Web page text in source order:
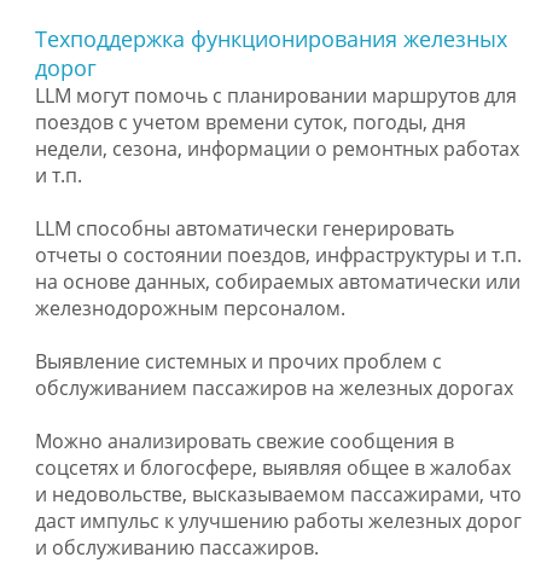
Техподдержка функционирования железных
дорог
LLM могут помочь с планировании маршрутов для
поездов с учетом времени суток, погоды, дня
недели, сезона, информации о ремонтных работах
и т.п.
LLM способны автоматически генерировать
отчеты о состоянии поездов, инфраструктуры и т.п.
на основе данных, собираемых автоматически или
железнодорожным персоналом.
Выявление системных и прочих проблем с
обслуживанием пассажиров на железных дорогах
Можно анализировать свежие сообщения в
соцсетях и блогосфере, выявляя общее в жалобах
и недовольстве, высказываемом пассажирами, что
даст импульс к улучшению работы железных дорог
и обслуживанию пассажиров.